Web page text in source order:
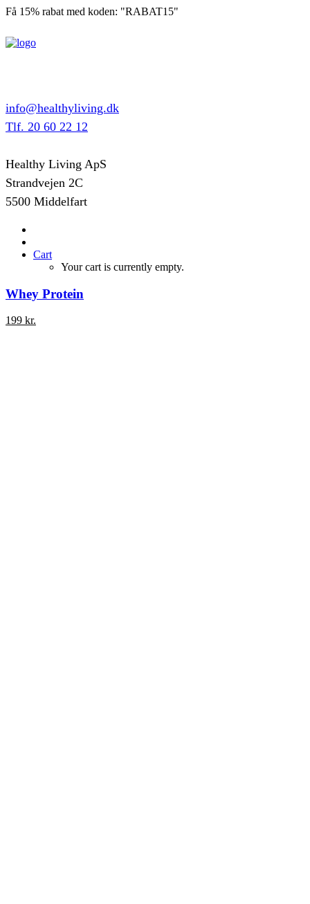
Få 15% rabat med koden: "RABAT15"
info@healthyliving.dk
Tlf. 20 60 22 12
Healthy Living ApS
Strandvejen 2C
5500 Middelfart
Cart
Your cart is currently empty.
Whey Protein
199 kr.